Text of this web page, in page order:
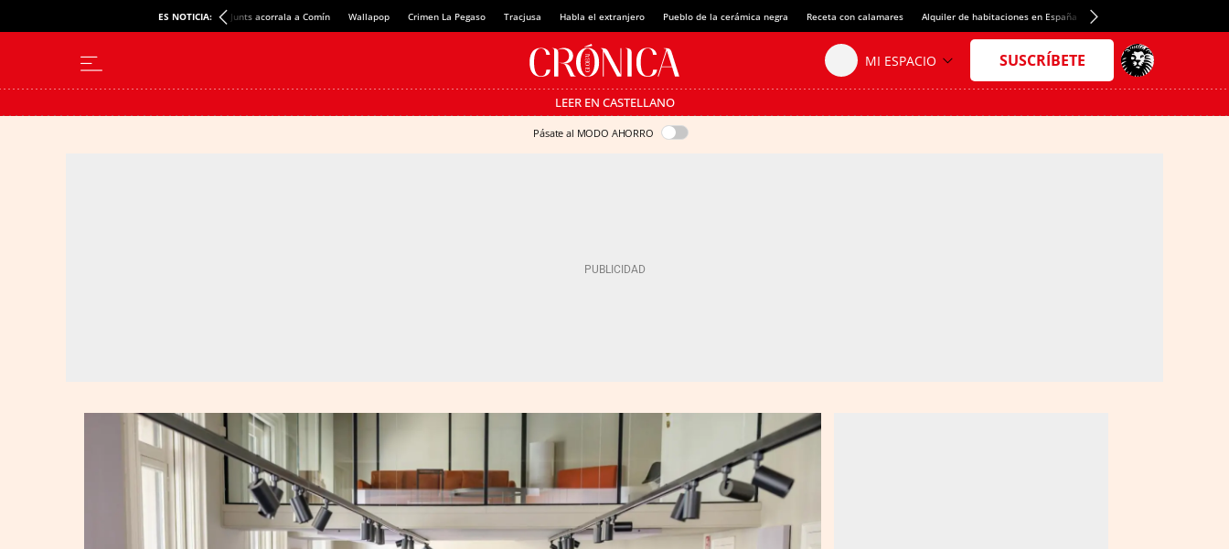
ES NOTICIA: Junts acorrala a Comín Wallapop Crimen La Pegaso Tracjusa Habla el extranjero Pueblo de la cerámica negra Receta con calamares Alquiler de habitaciones en España Crédito del Spotify Camp Nou
LEER EN CASTELLANO
Pásate al MODO AHORRO